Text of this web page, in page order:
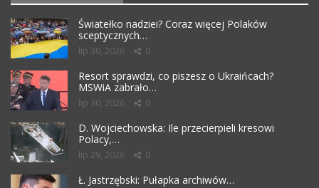
Światełko nadziei? Coraz więcej Polaków
sceptycznych…
lip 30, 2026 0
Resort sprawdzi, co piszesz o Ukraińcach?
MSWiA zabrało…
lip 30, 2026 0
D. Wojciechowska: Ile przecierpieli kresowi
Polacy,…
lip 29, 2026 0
Ł. Jastrzębski: Pułapka archiwów…